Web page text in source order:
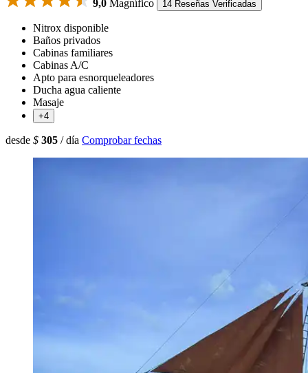
9,0 Magnífico 14 Reseñas Verificadas
Nitrox disponible
Baños privados
Cabinas familiares
Cabinas A/C
Apto para esnorqueleadores
Ducha agua caliente
Masaje
+4
desde $ 305 / día Comprobar fechas